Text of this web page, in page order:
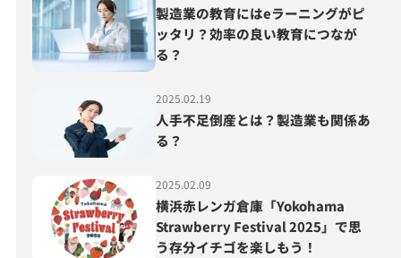
製造業の教育にはeラーニングがピ
ッタリ？効率の良い教育につなが
る？
2025.02.19
人手不足倒産とは？製造業も関係あ
る？
2025.02.09
横浜赤レンガ倉庫「Yokohama
Strawberry Festival 2025」で思
う存分イチゴを楽しもう！